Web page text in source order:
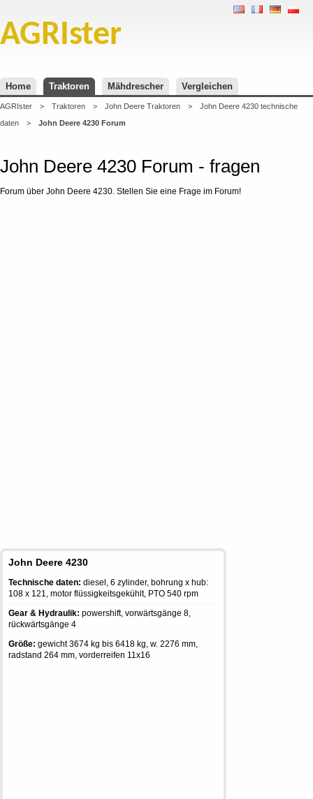
AGRIster
Home Traktoren Mähdrescher Vergleichen
AGRIster > Traktoren > John Deere Traktoren >
John Deere 4230 technische
daten
> John Deere 4230 Forum
John Deere 4230 Forum - fragen
Forum über John Deere 4230. Stellen Sie eine Frage im Forum!
John Deere 4230
Technische daten: diesel, 6 zylinder, bohrung x hub:
108 x 121, motor flüssigkeitsgekühlt, PTO 540 rpm
Gear & Hydraulik: powershift, vorwärtsgänge 8,
rückwärtsgänge 4
Größe: gewicht 3674 kg bis 6418 kg, w. 2276 mm,
radstand 264 mm, vorderreifen 11x16